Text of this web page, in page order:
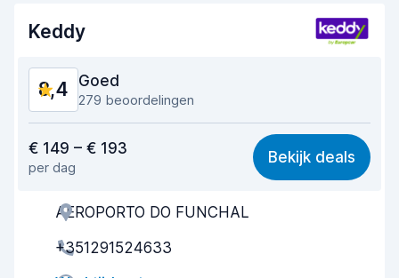
Staat van de auto 8,2
Keddy
8,4 Goed
279 beoordelingen
8,0
Makkelijk te vinden 8,0
Behulpzame medewerker
Snelheid ophaalproces
€ 149 – € 193
per dag
Bekijk deals
AEROPORTO DO FUNCHAL
+351291524633